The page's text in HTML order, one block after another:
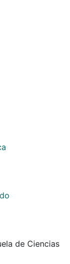
de Ciencias